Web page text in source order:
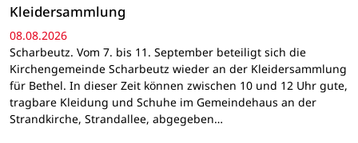
Kleidersammlung
08.08.2026
Scharbeutz. Vom 7. bis 11. September beteiligt sich die
Kirchengemeinde Scharbeutz wieder an der Kleidersammlung
für Bethel. In dieser Zeit können zwischen 10 und 12 Uhr gute,
tragbare Kleidung und Schuhe im Gemeindehaus an der
Strandkirche, Strandallee, abgegeben…